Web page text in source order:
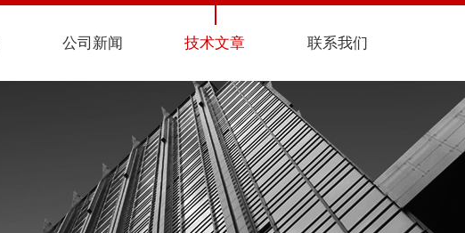
公司新闻 技术文章 联系我们